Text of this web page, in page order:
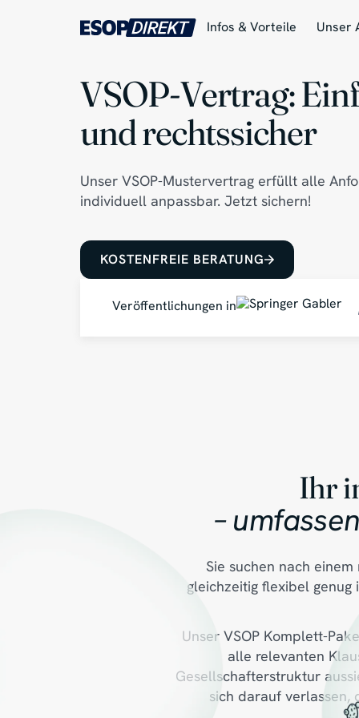
Infos & Vorteile Unser
VSOP-Vertrag:
und rechtssicher
Unser VSOP-Mustervertrag erfüllt alle
individuell anpassbar. Jetzt sichern!
KOSTENFREIE BERATUNG
Veröffentlichungen in
Ihr
–
Sie suchen nach
gleichzeitig flexibel genug
Unser VSOP Komplett-
alle relevanten
Gesellschafterstruktur
sich darauf verlassen,